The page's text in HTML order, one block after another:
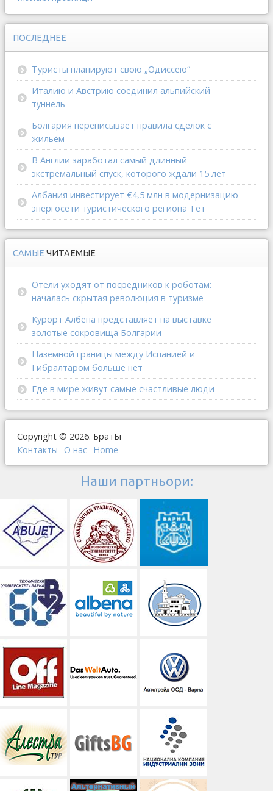
ПОСЛЕДНЕЕ
Туристы планируют свою „Одиссею“
Италию и Австрию соединил альпийский
туннель
Болгария переписывает правила сделок с
жильём
В Англии заработал самый длинный
экстремальный спуск, которого ждали 15 лет
Албания инвестирует €4,5 млн в модернизацию
энергосети туристического региона Тет
САМЫЕ ЧИТАЕМЫЕ
Отели уходят от посредников к роботам:
началась скрытая революция в туризме
Курорт Албена представляет на выставке
золотые сокровища Болгарии
Наземной границы между Испанией и
Гибралтаром больше нет
Где в мире живут самые счастливые люди
Copyright © 2026. БратБг
Контакты
О наc Home
Наши партньори: